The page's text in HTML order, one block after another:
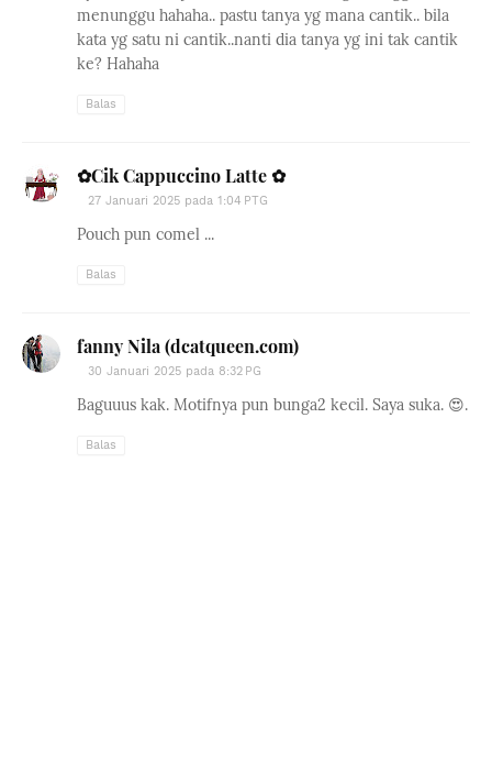
menunggu hahaha.. pastu tanya yg mana cantik.. bila
kata yg satu ni cantik..nanti dia tanya yg ini tak cantik
ke? Hahaha
Balas
✿Cik Cappuccino Latte ✿
27 Januari 2025 pada 1:04 PTG
Pouch pun comel ...
Balas
fanny Nila (dcatqueen.com)
30 Januari 2025 pada 8:32 PG
Baguuus kak. Motifnya pun bunga2 kecil. Saya suka. 😍.
Balas